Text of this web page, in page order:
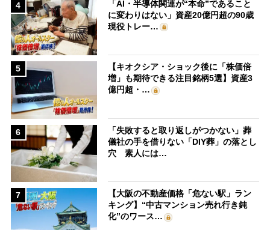
4
「AI・半導体関連が“本命”であること
に変わりはない」資産20億円超の90歳
現役トレー…
5
【キオクシア・ショック後に「株価倍
増」も期待できる注目銘柄5選】資産3
億円超・…
6
「失敗すると取り返しがつかない」葬
儀社の手を借りない「DIY葬」の落とし
穴 素人には…
7
【大阪の不動産価格「危ない駅」ラン
キング】“中古マンション売れ行き鈍
化”のワース…